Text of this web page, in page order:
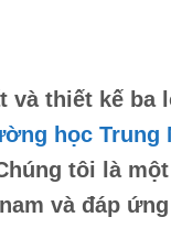
và thiết kế ba
học Trung
tôi là
và đáp